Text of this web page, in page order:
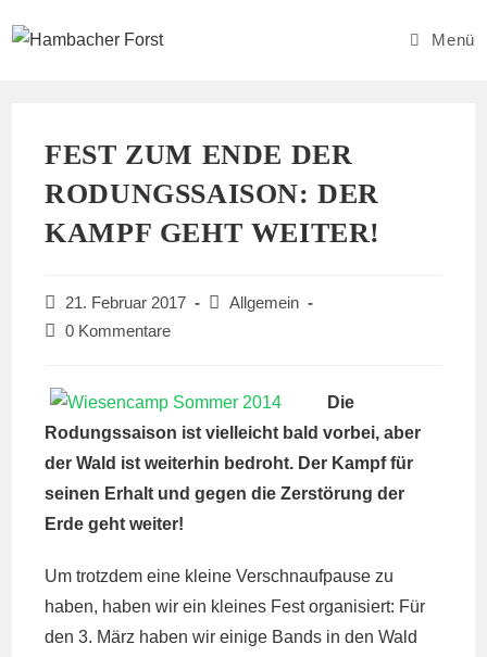
Inhalt
Menü
FEST ZUM ENDE DER
RODUNGSSAISON: DER
KAMPF GEHT WEITER!
Beitrag
veröffentlicht:
21. Februar 2017
Beitrags-
Allgemein
Beitrags-
0 Kommentare
Die
Rodungssaison ist vielleicht bald vorbei, aber
der Wald ist weiterhin bedroht. Der Kampf für
seinen Erhalt und gegen die Zerstörung der
Erde geht weiter!
Um trotzdem eine kleine Verschnaufpause zu
haben, haben wir ein kleines Fest organisiert: Für
den 3. März haben wir einige Bands in den Wald